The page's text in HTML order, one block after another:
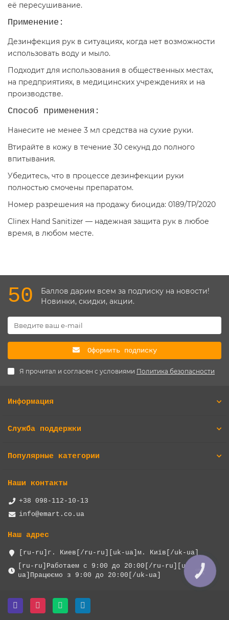
её пересушивание.
Применение:
Дезинфекция рук в ситуациях, когда нет возможности
использовать воду и мыло.
Подходит для использования в общественных местах,
на предприятиях, в медицинских учреждениях и на
производстве.
Способ применения:
Нанесите не менее 3 мл средства на сухие руки.
Втирайте в кожу в течение 30 секунд до полного
впитывания.
Убедитесь, что в процессе дезинфекции руки
полностью смочены препаратом.
Номер разрешения на продажу биоцида: 0189/TP/2020
Clinex Hand Sanitizer — надежная защита рук в любое
время, в любом месте.
50
Баллов дарим всем за подписку на новости!
Новинки, скидки, акции.
Оформить подписку
Я прочитал и согласен с условиями Политика безопасности
Информация
Служба поддержки
Популярные категории
Наши контакты
+38 098-112-10-13
info@emart.co.ua
Наш адрес
[ru-ru]г. Киев[/ru-ru][uk-ua]м. Київ[/uk-ua]
[ru-ru]Работаем с 9:00 до 20:00[/ru-ru][uk-
ua]Працюємо з 9:00 до 20:00[/uk-ua]
КНОПКА
ЗВ'ЯЗКУ